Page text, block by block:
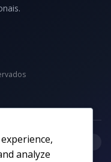
analyze